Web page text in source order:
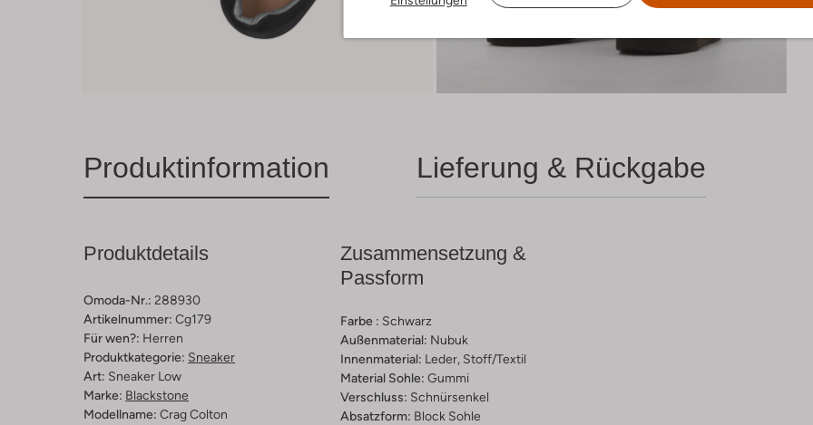
Produktinformation Lieferung & Rückgabe
Produktdetails
Omoda-Nr.: 288930
Artikelnummer: Cg179
Für wen?: Herren
Produktkategorie: Sneaker
Art: Sneaker Low
Marke: Blackstone
Modellname: Crag Colton
Zusammensetzung &
Passform
Farbe : Schwarz
Außenmaterial: Nubuk
Innenmaterial: Leder, Stoff/textil
Material Sohle: Gummi
Verschluss: Schnürsenkel
Absatzform: Block Sohle